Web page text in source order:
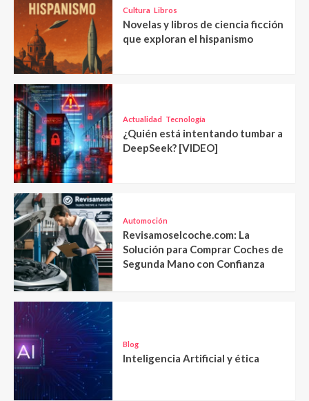
Cultura Libros
Novelas y libros de ciencia ficción
que exploran el hispanismo
Actualidad Tecnología
¿Quién está intentando tumbar a
DeepSeek? [VIDEO]
Automoción
Revisamoselcoche.com: La
Solución para Comprar Coches de
Segunda Mano con Confianza
Blog
Inteligencia Artificial y ética